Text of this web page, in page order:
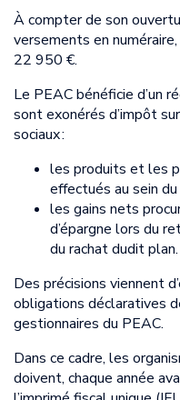
À compter de son
versements en
22 950 €.
Le PEAC bénéficie d’un
sont exonérés d’impôt
sociaux :
les produits et les
effectués au sein du
les gains nets
d’épargne lors du
du rachat dudit plan.
Des précisions viennent
obligations déclaratives
gestionnaires du PEAC.
Dans ce cadre, les
doivent, chaque année